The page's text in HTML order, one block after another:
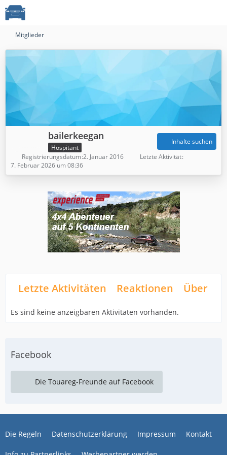
Mitglieder
bailerkeegan
Hospitant
Inhalte suchen
Registrierungsdatum 2. Januar 2016
Letzte Aktivität
7. Februar 2026 um 08:36
Letzte Aktivitäten Reaktionen Über
Es sind keine anzeigbaren Aktivitäten vorhanden.
Facebook
Die Touareg-Freunde auf Facebook
Die Regeln Datenschutzerklärung Impressum Kontakt